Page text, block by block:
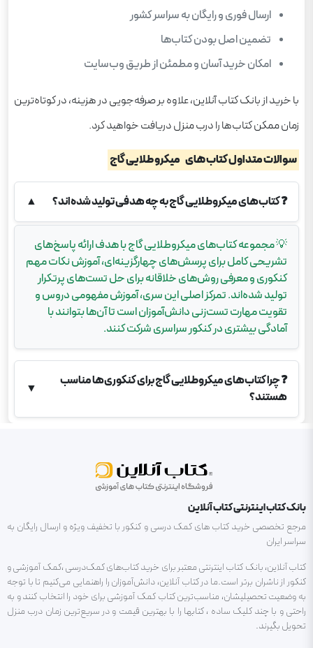
ارسال فوری و رایگان به سراسر کشور
تضمین اصل بودن کتاب‌ها
امکان خرید آسان و مطمئن از طریق وب‌سایت
با خرید از بانک کتاب آنلاین، علاوه بر صرفه‌جویی در هزینه، در کوتاه‌ترین
زمان ممکن کتاب‌ها را درب منزل دریافت خواهید کرد.
سوالات متداول کتاب های میکرو طلایی گاج
❓کتاب‌های میکروطلایی گاج به چه هدفی تولید شده‌اند؟ ▲
💡مجموعه کتاب‌های میکروطلایی گاج با هدف ارائه پاسخ‌های
تشریحی کامل برای پرسش‌های چهارگزینه‌ای، آموزش نکات مهم
کنکوری و معرفی روش‌های خلاقانه برای حل تست‌های پرتکرار
تولید شده‌اند. تمرکز اصلی این سری، آموزش مفهومی دروس و
تقویت مهارت تست‌زنی دانش‌آموزان است تا آن‌ها بتوانند با
آمادگی بیشتری در کنکور سراسری شرکت کنند.
❓چرا کتاب‌های میکروطلایی گاج برای کنکوری‌ها مناسب
هستند؟
▼
بانک کتاب اینترنتی کتاب آنلاین
مرجع تخصصی خرید کتاب های کمک درسی و کنکور با تخفیف ویژه و ارسال رایگان به
سراسر ایران
کتاب آنلاین، بانک کتاب اینترنتی معتبر برای خرید کتاب‌های کمک‌درسی ،کمک آموزشی و
کنکور از ناشران برتر است.ما در کتاب آنلاین، دانش‌آموزان را راهنمایی می‌کنیم تا با توجه
به وضعیت تحصیلیشان، مناسب‌ترین کتاب کمک آموزشی برای خود را انتخاب کنند و به
راحتی و با چند کلیک ساده ، کتابها را با بهترین قیمت و در سریع‌ترین زمان درب منزل
تحویل بگیرند.